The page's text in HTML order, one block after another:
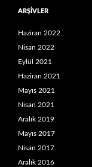
ARŞIVLER
Haziran 2022
Nisan 2022
Eylül 2021
Haziran 2021
Mayıs 2021
Nisan 2021
Aralık 2019
Mayıs 2017
Nisan 2017
Aralık 2016